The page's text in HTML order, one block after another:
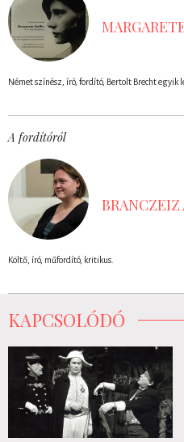
Német színész, író, fordító, Bertolt Brecht egyik
A fordítóról
BRANCZEIZ
Költő, író, műfordító, kritikus.
KAPCSOLÓDÓ